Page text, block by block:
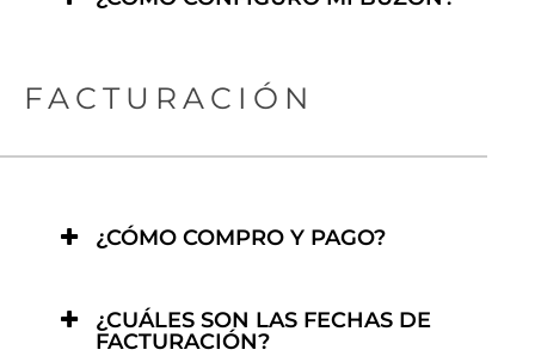
FACTURACIÓN
¿CÓMO COMPRO Y PAGO?
¿CUÁLES SON LAS FECHAS DE
FACTURACIÓN?